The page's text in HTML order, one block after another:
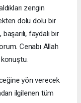
zengin
dolu dolu bir
faydalı bir
Cenabı Allah
yön verecek
ilgilenen tüm